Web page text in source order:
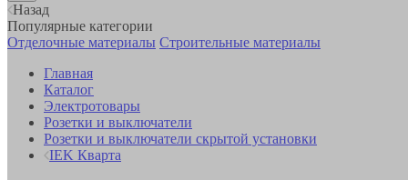
Назад
Популярные категории
Отделочные материалы Строительные материалы
Главная
Каталог
Электротовары
Розетки и выключатели
Розетки и выключатели скрытой установки
IEK Кварта